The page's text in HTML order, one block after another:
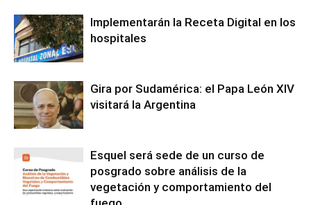
Implementarán la Receta Digital en los
hospitales
Gira por Sudamérica: el Papa León XIV
visitará la Argentina
Esquel será sede de un curso de
posgrado sobre análisis de la
vegetación y comportamiento del